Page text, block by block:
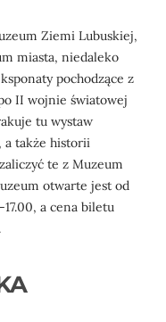
Ziemi Lubuskiej,
miasta, niedaleko
pochodzące z
II wojnie światowej
tu wystaw
a także historii
te z Muzeum
otwarte jest od
a cena biletu